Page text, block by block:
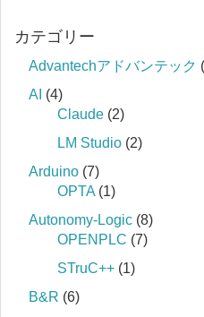
カテゴリー
Advantechアドバンテック
AI (4)
Claude (2)
LM Studio (2)
Arduino (7)
OPTA (1)
Autonomy-Logic (8)
OPENPLC (7)
STruC++ (1)
B&R (6)